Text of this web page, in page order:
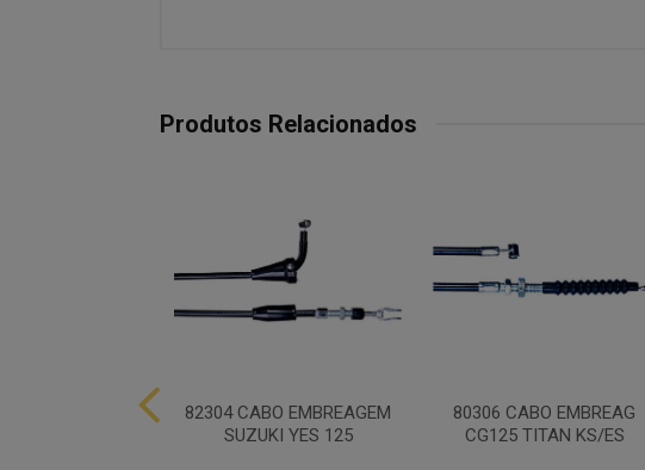
Produtos Relacionados
82304 CABO EMBREAGEM
SUZUKI YES 125
80306 CABO EMBREAG
CG125 TITAN KS/ES